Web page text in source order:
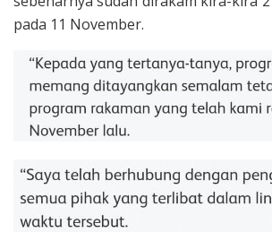
pada 11 November.